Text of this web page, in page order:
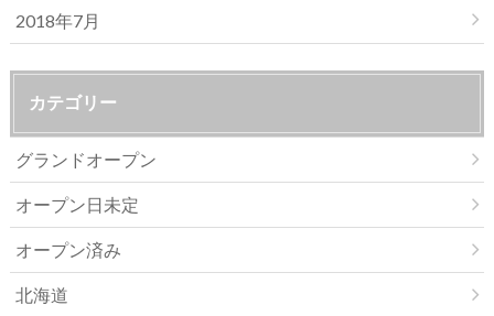
2018年7月
カテゴリー
グランドオープン
オープン日未定
オープン済み
北海道